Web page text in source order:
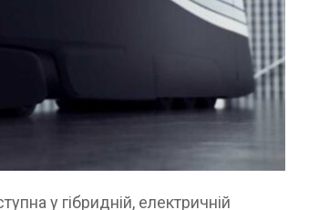
у гібридній, електричній